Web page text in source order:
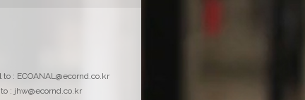
MSDS 및 시약정보요약서 다운로드
: ECOANAL@ecornd.co.kr
: jhw@ecornd.co.kr